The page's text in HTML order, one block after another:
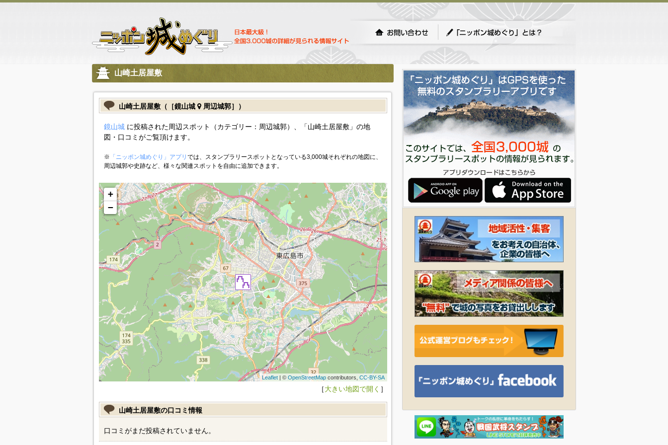
山崎土居屋敷
山崎土居屋敷（［鏡山城 周辺城郭］）
鏡山城に投稿された周辺スポット（カテゴリー：周辺城郭）、「山崎土居屋敷」の地
図・口コミがご覧頂けます。
※ 「ニッポン城めぐり」アプリ では、スタンプラリースポットとなっている3,000城それぞれの地図に、
周辺城郭や史跡など、様々な関連スポットを自由に追加できます。
+
−
Leaflet| © OpenStreetMapcontributors, CC-BY-SA
［大きい地図で開く ］
山崎土居屋敷の口コミ情報
口コミがまだ投稿されていません。